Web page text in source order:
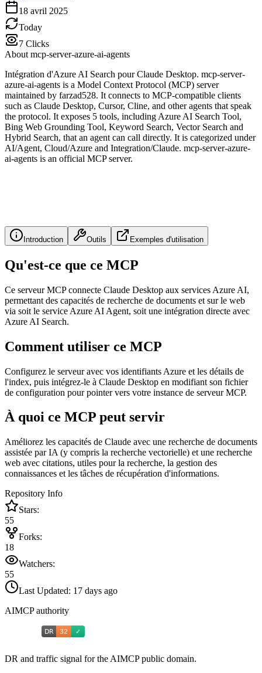
18 avril 2025
Today
7 Clicks
About mcp-server-azure-ai-agents
Intégration d'Azure AI Search pour Claude Desktop. mcp-server-
azure-ai-agents is a Model Context Protocol (MCP) server
maintained by farzad528. It connects to MCP-compatible clients
such as Claude Desktop, Cursor, Cline, and other agents that speak
the protocol. It exposes 5 tools, including Azure AI Search Tool,
Bing Web Grounding Tool, Keyword Search, Vector Search and
Hybrid Search, that an agent can call directly. It is categorized under
AI/Agent, Cloud/Azure and Integration/Claude. mcp-server-azure-
ai-agents is an official MCP server.
Introduction Outils Exemples d'utilisation
Qu'est-ce que ce MCP
Ce serveur MCP connecte Claude Desktop aux services Azure AI,
permettant des capacités de recherche de documents et sur le web
via soit le service Azure AI Agent, soit une intégration directe avec
Azure AI Search.
Comment utiliser ce MCP
Configurez le serveur avec vos identifiants Azure et les détails de
l'index, puis intégrez-le à Claude Desktop en modifiant son fichier
de configuration pour pointer vers votre instance de serveur MCP.
À quoi ce MCP peut servir
Améliorez les capacités de Claude avec une recherche de documents
assistée par IA (y compris la recherche vectorielle) et une recherche
web avec citations, utiles pour la recherche, la gestion des
connaissances et les tâches de récupération d'informations.
Repository Info
Stars:
55
Forks:
18
Watchers:
55
Last Updated: 17 days ago
AIMCP authority
DR and traffic signal for the AIMCP public domain.